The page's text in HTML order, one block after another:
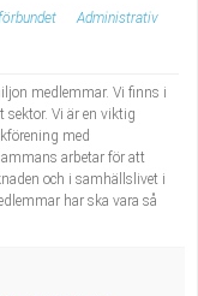
Administrativ
medlemmar. Vi finns i
Vi är en viktig
med
arbetar för att
och i samhällslivet i
har ska vara så